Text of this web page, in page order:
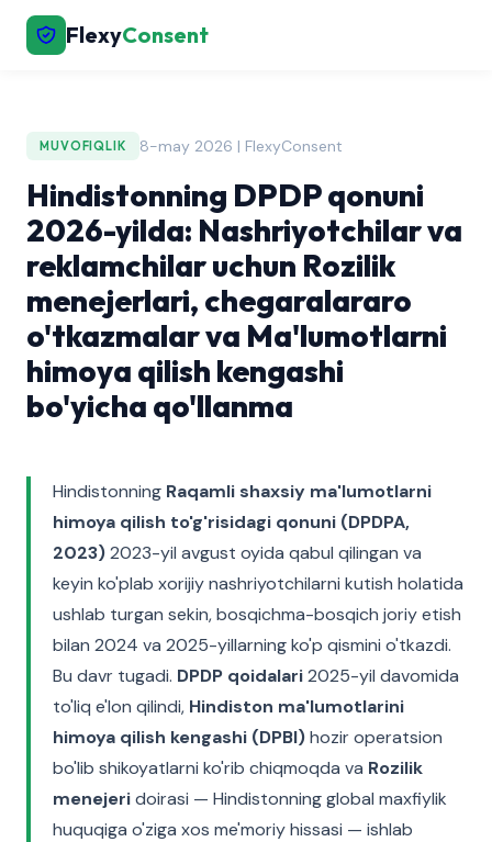
FlexyConsent
MUVOFIQLIK 8-may 2026 | FlexyConsent
Hindistonning DPDP qonuni
2026-yilda: Nashriyotchilar va
reklamchilar uchun Rozilik
menejerlari, chegaralararo
o'tkazmalar va Ma'lumotlarni
himoya qilish kengashi
bo'yicha qo'llanma
Hindistonning Raqamli shaxsiy ma'lumotlarni
himoya qilish to'g'risidagi qonuni (DPDPA,
2023)2023-yil avgust oyida qabul qilingan va
keyin ko'plab xorijiy nashriyotchilarni kutish holatida
ushlab turgan sekin, bosqichma-bosqich joriy etish
bilan 2024 va 2025-yillarning ko'p qismini o'tkazdi.
Bu davr tugadi. DPDP qoidalari2025-yil davomida
to'liq e'lon qilindi, Hindiston ma'lumotlarini
himoya qilish kengashi (DPBI)hozir operatsion
bo'lib shikoyatlarni ko'rib chiqmoqda va Rozilik
menejeridoirasi — Hindistonning global maxfiylik
huquqiga o'ziga xos me'moriy hissasi — ishlab